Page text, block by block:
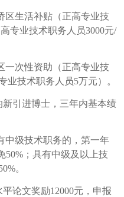
区生活补贴（正高专业技
专业技术职务人员3000元/
一次性资助（正高专业技
业技术职务人员5万元）。
引进博士，三年内基本绩
中级技术职务的，第一年
50% ；具有中级及以上技
。
平论文奖励12000元，申报